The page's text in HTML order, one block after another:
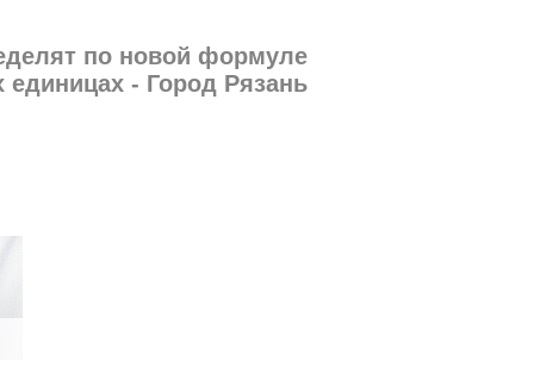
по новой формуле
- Город Рязань